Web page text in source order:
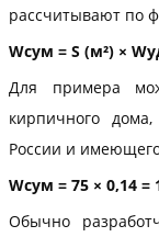
рассчитывают по
Wсум = S (м²) ×
Для примера
кирпичного
России и
Wсум = 75 × 0,14 =
Обычно